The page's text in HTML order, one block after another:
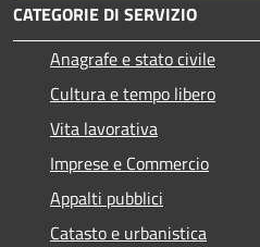
CATEGORIE DI SERVIZIO
Anagrafe e stato civile
Cultura e tempo libero
Vita lavorativa
Imprese e Commercio
Appalti pubblici
Catasto e urbanistica